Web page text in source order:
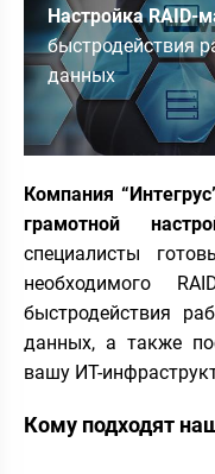
Настройка RAID-
быстродействия
данных
Компания
грамотной
специалисты
необходимого
быстродействия
данных, а также
вашу ИТ-
Кому подходят